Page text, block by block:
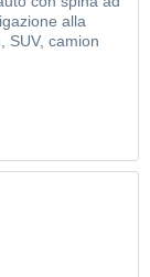
alla
SUV, camion